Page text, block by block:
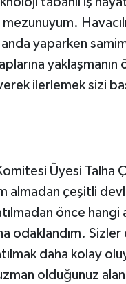
yaparken
yaklaşmanın
ilerlemek sizi
Üyesi Talha
almadan çeşitli
önce
odaklandım. Sizler
daha kolay
olduğunuz alan